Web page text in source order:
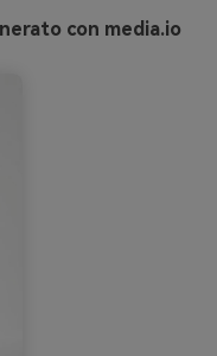
con media.io